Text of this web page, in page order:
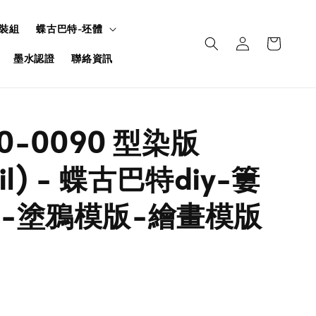
組
蝶古巴特-坯體
墨水認證 聯絡資訊
0090 型染版
- 蝶古巴特diy-簍
塗鴉模版-繪畫模版